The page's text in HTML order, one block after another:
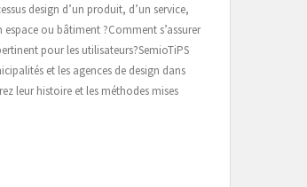
design d’un produit, d’un service,
ou bâtiment ?Comment s’assurer
pour les utilisateurs?SemioTiPS
et les agences de design dans
leur histoire et les méthodes mises